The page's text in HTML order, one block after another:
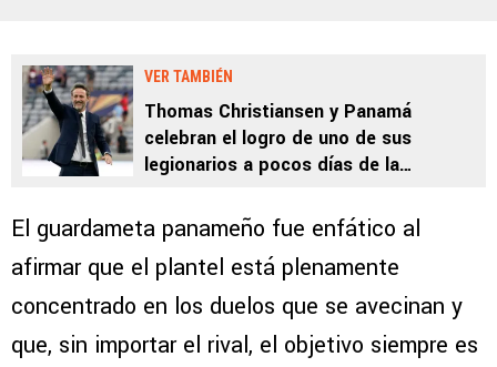
VER TAMBIÉN
Thomas Christiansen y Panamá
celebran el logro de uno de sus
legionarios a pocos días de la
El guardameta panameño fue enfático al
afirmar que el plantel está plenamente
concentrado en los duelos que se avecinan y
que, sin importar el rival, el objetivo siempre es